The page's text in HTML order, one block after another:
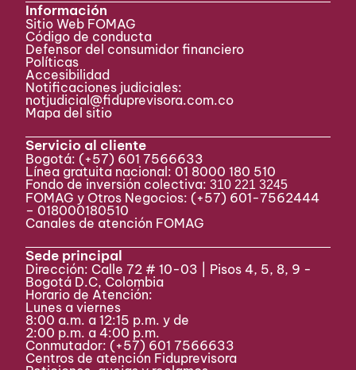
Información
Sitio Web FOMAG
Código de conducta
Defensor del consumidor financiero
Políticas
Accesibilidad
Notificaciones judiciales:
notjudicial@fiduprevisora.com.co
Mapa del sitio
Servicio al cliente
Bogotá: (+57) 601 7566633
Línea gratuita nacional: 01 8000 180 510
Fondo de inversión colectiva:310 221 3245
FOMAG y Otros Negocios: (+57) 601-7562444
– 018000180510
Canales de atención FOMAG
Sede principal
Dirección: Calle 72 # 10-03 | Pisos 4, 5, 8, 9 -
Bogotá D.C, Colombia
Horario de Atención:
Lunes a viernes
8:00 a.m. a 12:15 p.m. y de
2:00 p.m. a 4:00 p.m.
Conmutador: (+57) 601 7566633
Centros de atención Fiduprevisora